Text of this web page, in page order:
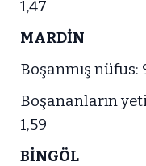
1,47
MARDİN
Boşanmış
Boşananların
1,59
BİNGÖL